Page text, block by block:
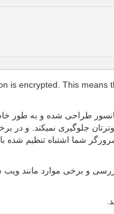
is encrypted. This
سانسور طراحی شده و به
جلوگیری نمیکند. و در
شما اشتباه تنظیم شده
بررسی و برخی موارد مانند